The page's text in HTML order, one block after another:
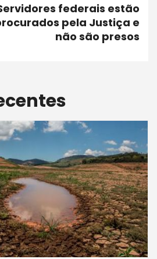
Servidores federais estão
pela Justiça e
não são presos